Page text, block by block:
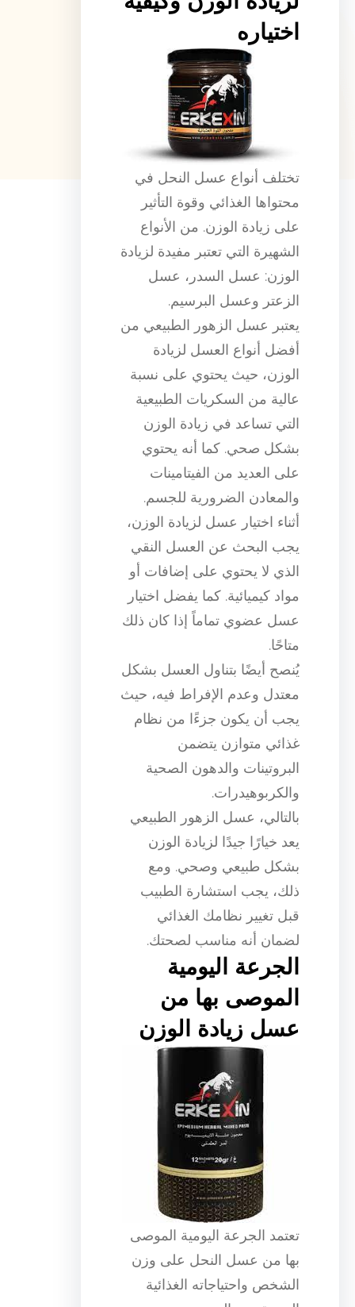
اختياره
تختلف أنواع عسل النحل في
محتواها الغذائي وقوة التأثير
على زيادة الوزن. من الأنواع
الشهيرة التي تعتبر مفيدة لزيادة
الوزن: عسل السدر، عسل
الزعتر وعسل البرسيم.
يعتبر عسل الزهور الطبيعي من
أفضل أنواع العسل لزيادة
الوزن، حيث يحتوي على نسبة
عالية من السكريات الطبيعية
التي تساعد في زيادة الوزن
بشكل صحي. كما أنه يحتوي
على العديد من الفيتامينات
والمعادن الضرورية للجسم.
أثناء اختيار عسل لزيادة الوزن،
يجب البحث عن العسل النقي
الذي لا يحتوي على إضافات أو
مواد كيميائية. كما يفضل اختيار
عسل عضوي تماماً إذا كان ذلك
متاحًا.
يُنصح أيضًا بتناول العسل بشكل
معتدل وعدم الإفراط فيه، حيث
يجب أن يكون جزءًا من نظام
غذائي متوازن يتضمن
البروتينات والدهون الصحية
والكربوهيدرات.
بالتالي، عسل الزهور الطبيعي
يعد خيارًا جيدًا لزيادة الوزن
بشكل طبيعي وصحي. ومع
ذلك، يجب استشارة الطبيب
قبل تغيير نظامك الغذائي
لضمان أنه مناسب لصحتك.
الجرعة اليومية
الموصى بها من
عسل زيادة الوزن
تعتمد الجرعة اليومية الموصى
بها من عسل النحل على وزن
الشخص واحتياجاته الغذائية